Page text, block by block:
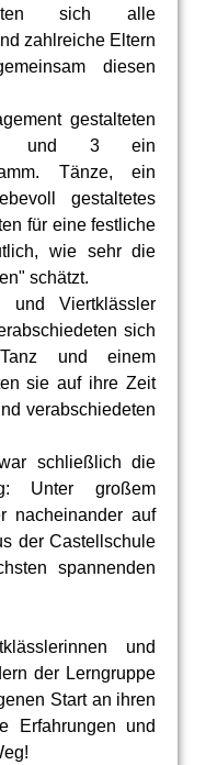
sich alle
zahlreiche Eltern
diesen
gestalteten
und 3 ein
Tänze, ein
gestaltetes
für eine festliche
wie sehr die
schätzt.
und Viertklässler
sich
und einem
sie auf ihre Zeit
verabschiedeten
schließlich die
Unter großem
nacheinander auf
der Castellschule
spannenden
und
der Lerngruppe
Start an ihren
Erfahrungen und